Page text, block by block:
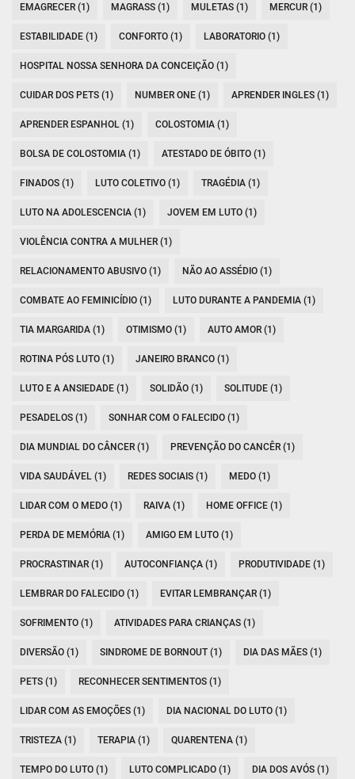
EMAGRECER (1) MAGRASS (1) MULETAS (1) MERCUR (1)
ESTABILIDADE (1) CONFORTO (1) LABORATORIO (1)
HOSPITAL NOSSA SENHORA DA CONCEIÇÃO (1)
CUIDAR DOS PETS (1) NUMBER ONE (1) APRENDER INGLES (1)
APRENDER ESPANHOL (1) COLOSTOMIA (1)
BOLSA DE COLOSTOMIA (1) ATESTADO DE ÓBITO (1)
FINADOS (1) LUTO COLETIVO (1) TRAGÉDIA (1)
LUTO NA ADOLESCENCIA (1) JOVEM EM LUTO (1)
VIOLÊNCIA CONTRA A MULHER (1)
RELACIONAMENTO ABUSIVO (1) NÃO AO ASSÉDIO (1)
COMBATE AO FEMINICÍDIO (1) LUTO DURANTE A PANDEMIA (1)
TIA MARGARIDA (1) OTIMISMO (1) AUTO AMOR (1)
ROTINA PÓS LUTO (1) JANEIRO BRANCO (1)
LUTO E A ANSIEDADE (1) SOLIDÃO (1) SOLITUDE (1)
PESADELOS (1) SONHAR COM O FALECIDO (1)
DIA MUNDIAL DO CÂNCER (1) PREVENÇÃO DO CANCÊR (1)
VIDA SAUDÁVEL (1) REDES SOCIAIS (1) MEDO (1)
LIDAR COM O MEDO (1) RAIVA (1) HOME OFFICE (1)
PERDA DE MEMÓRIA (1) AMIGO EM LUTO (1)
PROCRASTINAR (1) AUTOCONFIANÇA (1) PRODUTIVIDADE (1)
LEMBRAR DO FALECIDO (1) EVITAR LEMBRANÇAR (1)
SOFRIMENTO (1) ATIVIDADES PARA CRIANÇAS (1)
DIVERSÃO (1) SINDROME DE BORNOUT (1) DIA DAS MÃES (1)
PETS (1) RECONHECER SENTIMENTOS (1)
LIDAR COM AS EMOÇÕES (1) DIA NACIONAL DO LUTO (1)
TRISTEZA (1) TERAPIA (1) QUARENTENA (1)
TEMPO DO LUTO (1) LUTO COMPLICADO (1) DIA DOS AVÓS (1)